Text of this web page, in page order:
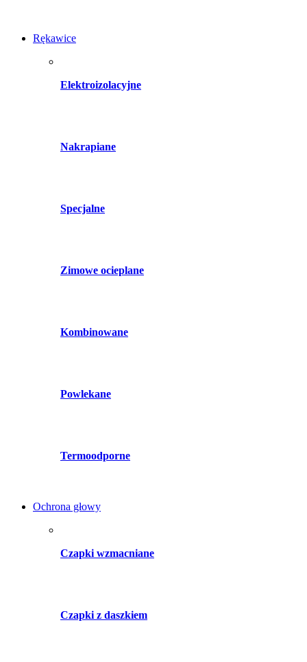
Rękawice
Elektroizolacyjne
Nakrapiane
Specjalne
Zimowe ocieplane
Kombinowane
Powlekane
Termoodporne
Ochrona głowy
Czapki wzmacniane
Czapki z daszkiem